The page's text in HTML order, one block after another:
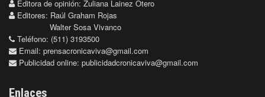
Editora de opinión: Zuliana Lainez Otero
Editores: Raúl Graham Rojas
Walter Sosa Vivanco
Teléfono: (511) 3193500
Email: prensacronicaviva@gmail.com
Publicidad online: publicidadcronicaviva@gmail.com
Enlaces